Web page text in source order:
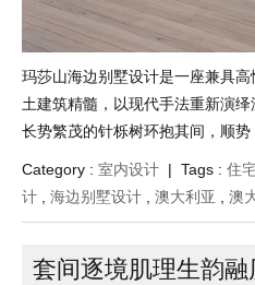
玛莎山海边别墅设计是一座兼具
土建筑精髓，以现代手法重新演
长势繁茂的针栎树环抱其间，顺势
Category : 室内设计 | Tags : 住
计
海边别墅设计 澳大利亚 澳
套间逐境肌理生韵